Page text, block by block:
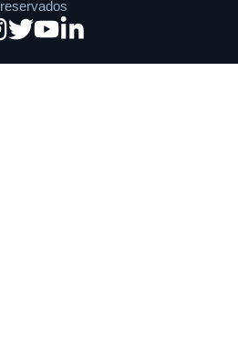
reservados